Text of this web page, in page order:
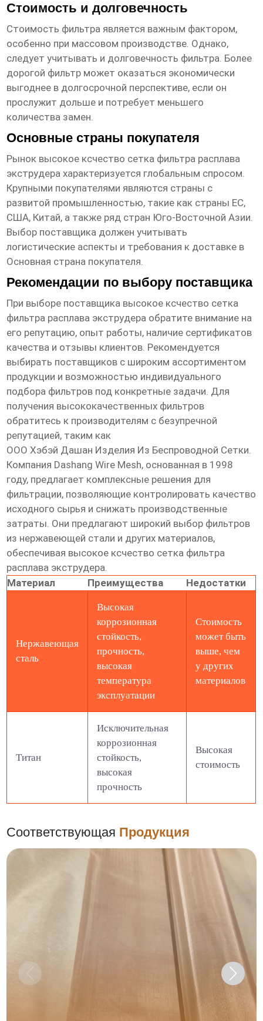
Стоимость и долговечность
Стоимость фильтра является важным фактором,
особенно при массовом производстве. Однако,
следует учитывать и долговечность фильтра. Более
дорогой фильтр может оказаться экономически
выгоднее в долгосрочной перспективе, если он
прослужит дольше и потребует меньшего
количества замен.
Основные страны покупателя
Рынок высокое ксчество сетка фильтра расплава
экструдера характеризуется глобальным спросом.
Крупными покупателями являются страны с
развитой промышленностью, такие как страны ЕС,
США, Китай, а также ряд стран Юго-Восточной Азии.
Выбор поставщика должен учитывать
логистические аспекты и требования к доставке в
Основная страна покупателя.
Рекомендации по выбору поставщика
При выборе поставщика высокое ксчество сетка
фильтра расплава экструдера обратите внимание на
его репутацию, опыт работы, наличие сертификатов
качества и отзывы клиентов. Рекомендуется
выбирать поставщиков с широким ассортиментом
продукции и возможностью индивидуального
подбора фильтров под конкретные задачи. Для
получения высококачественных фильтров
обратитесь к производителям с безупречной
репутацией, таким как
ООО Хэбэй Дашан Изделия Из Беспроводной Сетки.
Компания Dashang Wire Mesh, основанная в 1998
году, предлагает комплексные решения для
фильтрации, позволяющие контролировать качество
исходного сырья и снижать производственные
затраты. Они предлагают широкий выбор фильтров
из нержавеющей стали и других материалов,
обеспечивая высокое ксчество сетка фильтра
расплава экструдера.
Материал
Преимущества Недостатки
Нержавеющая
сталь
Высокая
коррозионная
стойкость,
прочность,
высокая
температура
эксплуатации
Стоимость
может быть
выше, чем
у других
материалов
Титан
Исключительная
коррозионная
стойкость,
высокая
прочность
Высокая
стоимость
Соответствующая Продукция